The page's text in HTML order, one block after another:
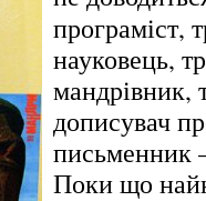
програміст,
науковець,
мандрівник,
дописувач
письменник
Поки що